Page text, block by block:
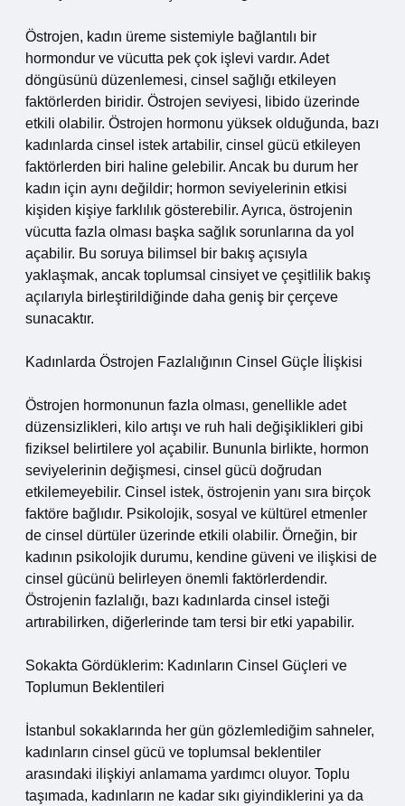
Östrojen, kadın üreme sistemiyle bağlantılı bir
hormondur ve vücutta pek çok işlevi vardır. Adet
döngüsünü düzenlemesi, cinsel sağlığı etkileyen
faktörlerden biridir. Östrojen seviyesi, libido üzerinde
etkili olabilir. Östrojen hormonu yüksek olduğunda, bazı
kadınlarda cinsel istek artabilir, cinsel gücü etkileyen
faktörlerden biri haline gelebilir. Ancak bu durum her
kadın için aynı değildir; hormon seviyelerinin etkisi
kişiden kişiye farklılık gösterebilir. Ayrıca, östrojenin
vücutta fazla olması başka sağlık sorunlarına da yol
açabilir. Bu soruya bilimsel bir bakış açısıyla
yaklaşmak, ancak toplumsal cinsiyet ve çeşitlilik bakış
açılarıyla birleştirildiğinde daha geniş bir çerçeve
sunacaktır.
Kadınlarda Östrojen Fazlalığının Cinsel Güçle İlişkisi
Östrojen hormonunun fazla olması, genellikle adet
düzensizlikleri, kilo artışı ve ruh hali değişiklikleri gibi
fiziksel belirtilere yol açabilir. Bununla birlikte, hormon
seviyelerinin değişmesi, cinsel gücü doğrudan
etkilemeyebilir. Cinsel istek, östrojenin yanı sıra birçok
faktöre bağlıdır. Psikolojik, sosyal ve kültürel etmenler
de cinsel dürtüler üzerinde etkili olabilir. Örneğin, bir
kadının psikolojik durumu, kendine güveni ve ilişkisi de
cinsel gücünü belirleyen önemli faktörlerdendir.
Östrojenin fazlalığı, bazı kadınlarda cinsel isteği
artırabilirken, diğerlerinde tam tersi bir etki yapabilir.
Sokakta Gördüklerim: Kadınların Cinsel Güçleri ve
Toplumun Beklentileri
İstanbul sokaklarında her gün gözlemlediğim sahneler,
kadınların cinsel gücü ve toplumsal beklentiler
arasındaki ilişkiyi anlamama yardımcı oluyor. Toplu
taşımada, kadınların ne kadar sıkı giyindiklerini ya da